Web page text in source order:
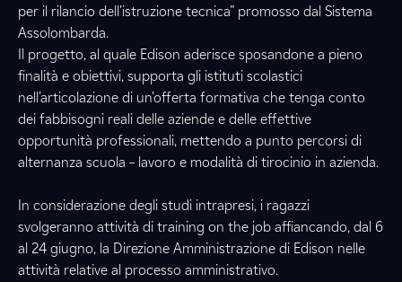
per il rilancio dell’istruzione tecnica” promosso dal Sistema
Assolombarda.
Il progetto, al quale Edison aderisce sposandone a pieno
finalità e obiettivi, supporta gli istituti scolastici
nell’articolazione di un’offerta formativa che tenga conto
dei fabbisogni reali delle aziende e delle effettive
opportunità professionali, mettendo a punto percorsi di
alternanza scuola – lavoro e modalità di tirocinio in azienda.
In considerazione degli studi intrapresi, i ragazzi
svolgeranno attività di training on the job affiancando, dal 6
al 24 giugno, la Direzione Amministrazione di Edison nelle
attività relative al processo amministrativo.